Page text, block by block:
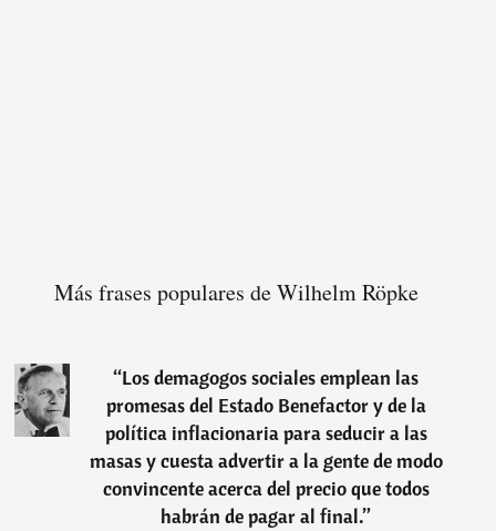
Más frases populares de Wilhelm Röpke
“Los demagogos sociales emplean las
promesas del Estado Benefactor y de la
política inflacionaria para seducir a las
masas y cuesta advertir a la gente de modo
convincente acerca del precio que todos
habrán de pagar al final.”